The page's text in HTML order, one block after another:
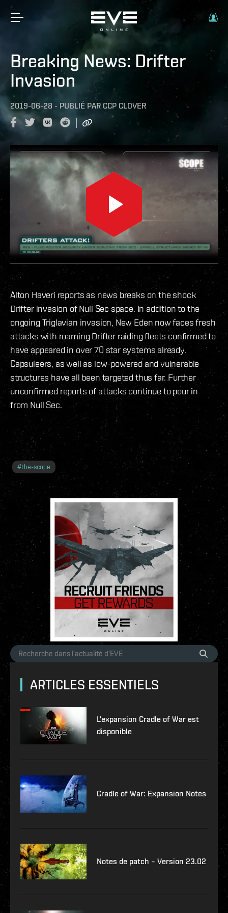
Breaking News: Drifter
Invasion
2019-06-28 - PUBLIÉ PAR CCP CLOVER
Alton Haveri reports as news breaks on the shock
Drifter invasion of Null Sec space. In addition to the
ongoing Triglavian invasion, New Eden now faces fresh
attacks with roaming Drifter raiding fleets confirmed to
have appeared in over 70 star systems already.
Capsuleers, as well as low-powered and vulnerable
structures have all been targeted thus far. Further
unconfirmed reports of attacks continue to pour in
from Null Sec.
#the-scope
ARTICLES ESSENTIELS
L'expansion Cradle of War est
disponible
Cradle of War: Expansion Notes
Notes de patch – Version 23.02